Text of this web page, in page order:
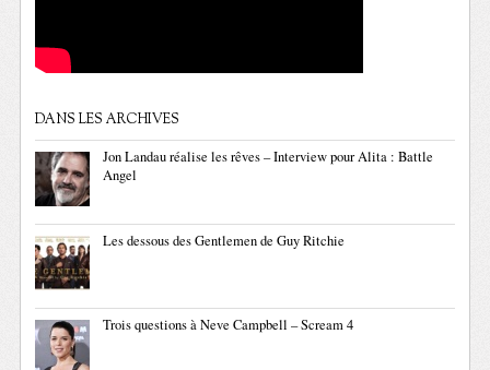
DANS LES ARCHIVES
Jon Landau réalise les rêves – Interview pour Alita : Battle
Angel
Les dessous des Gentlemen de Guy Ritchie
Trois questions à Neve Campbell – Scream 4